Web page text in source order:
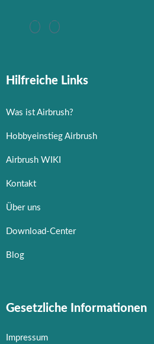
Hilfreiche Links
Was ist Airbrush?
Hobbyeinstieg Airbrush
Airbrush WIKI
Kontakt
Über uns
Download-Center
Blog
Gesetzliche Informationen
Impressum